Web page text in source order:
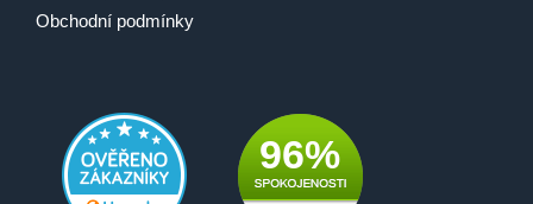
Obchodní podmínky
96%